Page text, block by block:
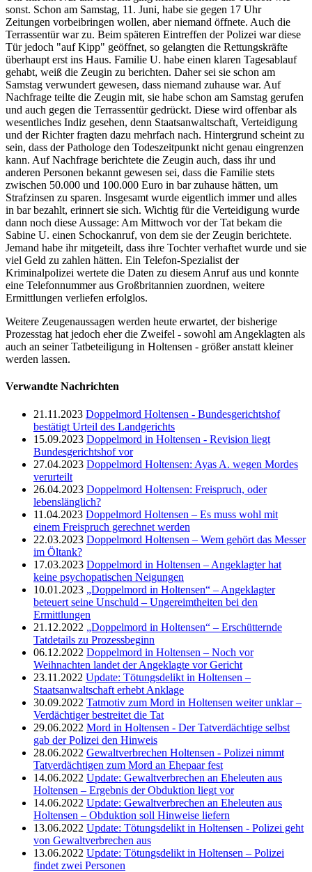
sonst. Schon am Samstag, 11. Juni, habe sie gegen 17 Uhr
Zeitungen vorbeibringen wollen, aber niemand öffnete. Auch die
Terrassentür war zu. Beim späteren Eintreffen der Polizei war diese
Tür jedoch "auf Kipp" geöffnet, so gelangten die Rettungskräfte
überhaupt erst ins Haus. Familie U. habe einen klaren Tagesablauf
gehabt, weiß die Zeugin zu berichten. Daher sei sie schon am
Samstag verwundert gewesen, dass niemand zuhause war. Auf
Nachfrage teilte die Zeugin mit, sie habe schon am Samstag gerufen
und auch gegen die Terrassentür gedrückt. Diese wird offenbar als
wesentliches Indiz gesehen, denn Staatsanwaltschaft, Verteidigung
und der Richter fragten dazu mehrfach nach. Hintergrund scheint zu
sein, dass der Pathologe den Todeszeitpunkt nicht genau eingrenzen
kann. Auf Nachfrage berichtete die Zeugin auch, dass ihr und
anderen Personen bekannt gewesen sei, dass die Familie stets
zwischen 50.000 und 100.000 Euro in bar zuhause hätten, um
Strafzinsen zu sparen. Insgesamt wurde eigentlich immer und alles
in bar bezahlt, erinnert sie sich. Wichtig für die Verteidigung wurde
dann noch diese Aussage: Am Mittwoch vor der Tat bekam die
Sabine U. einen Schockanruf, von dem sie der Zeugin berichtete.
Jemand habe ihr mitgeteilt, dass ihre Tochter verhaftet wurde und sie
viel Geld zu zahlen hätten. Ein Telefon-Spezialist der
Kriminalpolizei wertete die Daten zu diesem Anruf aus und konnte
eine Telefonnummer aus Großbritannien zuordnen, weitere
Ermittlungen verliefen erfolglos.
Weitere Zeugenaussagen werden heute erwartet, der bisherige
Prozesstag hat jedoch eher die Zweifel - sowohl am Angeklagten als
auch an seiner Tatbeteiligung in Holtensen - größer anstatt kleiner
werden lassen.
Verwandte Nachrichten
21.11.2023 Doppelmord Holtensen - Bundesgerichtshof
bestätigt Urteil des Landgerichts
15.09.2023 Doppelmord in Holtensen - Revision liegt
Bundesgerichtshof vor
27.04.2023 Doppelmord Holtensen: Ayas A. wegen Mordes
verurteilt
26.04.2023 Doppelmord Holtensen: Freispruch, oder
lebenslänglich?
11.04.2023 Doppelmord Holtensen – Es muss wohl mit
einem Freispruch gerechnet werden
22.03.2023 Doppelmord Holtensen – Wem gehört das Messer
im Öltank?
17.03.2023 Doppelmord in Holtensen – Angeklagter hat
keine psychopatischen Neigungen
10.01.2023 „Doppelmord in Holtensen“ – Angeklagter
beteuert seine Unschuld – Ungereimtheiten bei den
Ermittlungen
21.12.2022 „Doppelmord in Holtensen“ – Erschütternde
Tatdetails zu Prozessbeginn
06.12.2022 Doppelmord in Holtensen – Noch vor
Weihnachten landet der Angeklagte vor Gericht
23.11.2022 Update: Tötungsdelikt in Holtensen –
Staatsanwaltschaft erhebt Anklage
30.09.2022 Tatmotiv zum Mord in Holtensen weiter unklar –
Verdächtiger bestreitet die Tat
29.06.2022 Mord in Holtensen - Der Tatverdächtige selbst
gab der Polizei den Hinweis
28.06.2022 Gewaltverbrechen Holtensen - Polizei nimmt
Tatverdächtigen zum Mord an Ehepaar fest
14.06.2022 Update: Gewaltverbrechen an Eheleuten aus
Holtensen – Ergebnis der Obduktion liegt vor
14.06.2022 Update: Gewaltverbrechen an Eheleuten aus
Holtensen – Obduktion soll Hinweise liefern
13.06.2022 Update: Tötungsdelikt in Holtensen - Polizei geht
von Gewaltverbrechen aus
13.06.2022 Update: Tötungsdelikt in Holtensen – Polizei
findet zwei Personen